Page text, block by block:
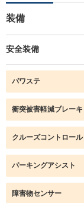
装備
安全装備
パワステ
衝突被害軽減ブレーキ
クルーズコントロール
パーキングアシスト
障害物センサー